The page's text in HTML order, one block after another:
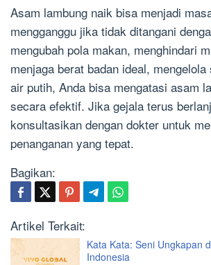
Asam lambung naik bisa menjadi
mengganggu jika tidak ditangani
mengubah pola makan, menghindari
menjaga berat badan ideal,
air putih, Anda bisa mengatasi asam
secara efektif. Jika gejala terus
konsultasikan dengan dokter untuk
penanganan yang tepat.
Bagikan:
Artikel Terkait:
Kata Kata: Seni Ungkapan
Indonesia